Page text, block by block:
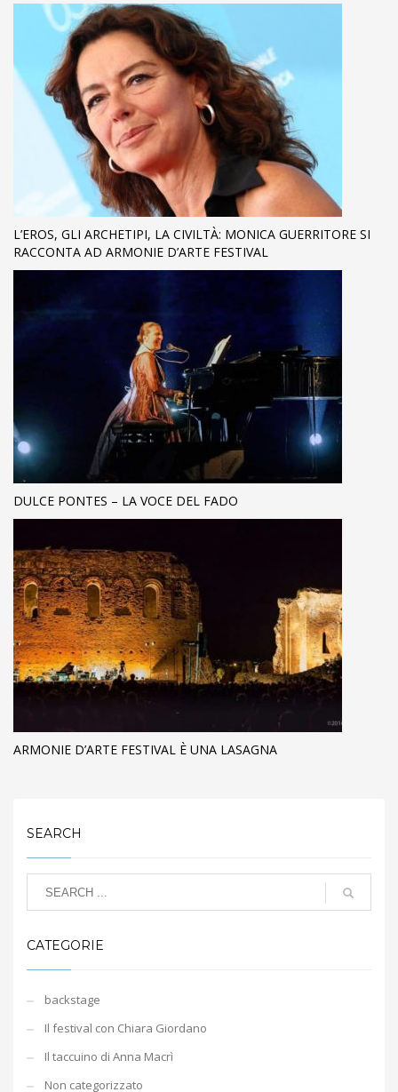
L’EROS, GLI ARCHETIPI, LA CIVILTÀ: MONICA GUERRITORE SI
RACCONTA AD ARMONIE D’ARTE FESTIVAL
DULCE PONTES – LA VOCE DEL FADO
ARMONIE D’ARTE FESTIVAL È UNA LASAGNA
SEARCH
CATEGORIE
backstage
Il festival con Chiara Giordano
Il taccuino di Anna Macrì
Non categorizzato